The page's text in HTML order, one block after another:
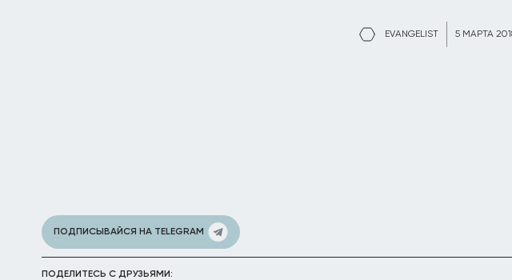
EVANGELIST 5 МАРТА
ПОДПИСЫВАЙСЯ НА TELEGRAM
ПОДЕЛИТЕСЬ С ДРУЗЬЯМИ: